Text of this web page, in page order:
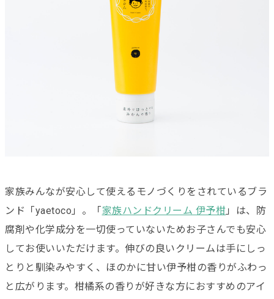
家族みんなが安心して使えるモノづくりをされているブラ
ンド
「yaetoco」。 「 家族ハンドクリーム 伊予柑 」は、
防
腐剤や化学成分を一切使っていないためお子さんでも安心
してお使いいただけます。伸びの良いクリームは手にしっ
とりと馴染みやすく、ほのかに甘い伊予柑の香りがふわっ
と広がります。柑橘系の香りが好きな方におすすめのアイ